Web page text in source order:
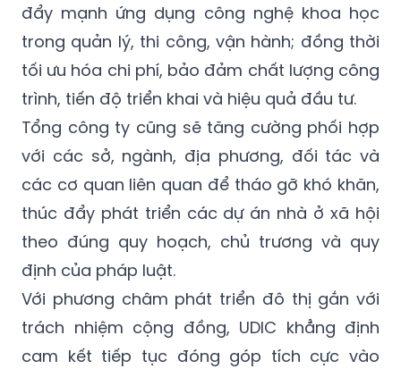
đẩy mạnh ứng dụng công nghệ khoa học
trong quản lý, thi công, vận hành; đồng thời
tối ưu hóa chi phí, bảo đảm chất lượng công
trình, tiến độ triển khai và hiệu quả đầu tư.
Tổng công ty cũng sẽ tăng cường phối hợp
với các sở, ngành, địa phương, đối tác và
các cơ quan liên quan để tháo gỡ khó khăn,
thúc đẩy phát triển các dự án nhà ở xã hội
theo đúng quy hoạch, chủ trương và quy
định của pháp luật.
Với phương châm phát triển đô thị gắn với
trách nhiệm cộng đồng, UDIC khẳng định
cam kết tiếp tục đóng góp tích cực vào